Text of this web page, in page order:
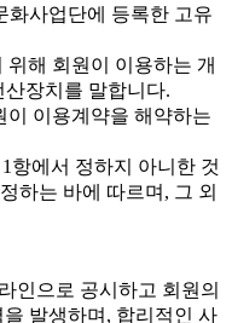
화사업단에 등록한 고유
해 회원이 이용하는 개
장치를 말합니다.
이 이용계약을 해약하는
항에서 정하지 아니한 것
하는 바에 따르며, 그 외
인으로 공시하고 회원의
발생하며, 합리적인 사